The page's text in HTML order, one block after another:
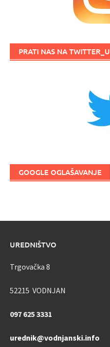
PRATI NAS NA TWITTER_U
GOOGLE OGLAŠAVANJE
UREDNIŠTVO
Trgovačka 8
52215 VODNJAN
097 625 3331
urednik@vodnjanski.info